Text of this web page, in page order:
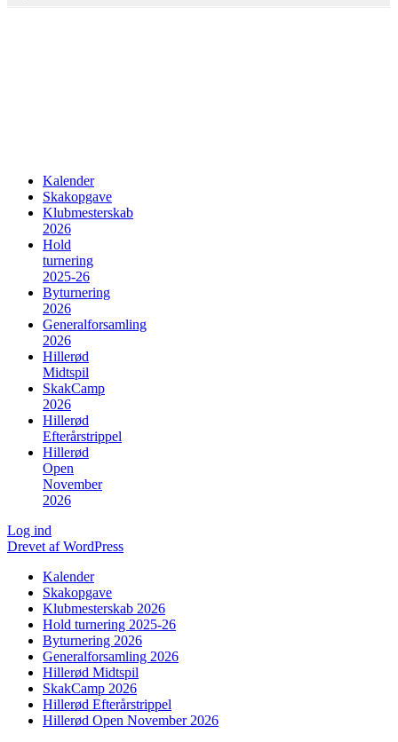
Kalender
Skakopgave
Klubmesterskab
2026
Hold
turnering
2025-26
Byturnering
2026
Generalforsamling
2026
Hillerød
Midtspil
SkakCamp
2026
Hillerød
Efterårstrippel
Hillerød
Open
November
2026
Log ind
Drevet af WordPress
Kalender
Skakopgave
Klubmesterskab 2026
Hold turnering 2025-26
Byturnering 2026
Generalforsamling 2026
Hillerød Midtspil
SkakCamp 2026
Hillerød Efterårstrippel
Hillerød Open November 2026